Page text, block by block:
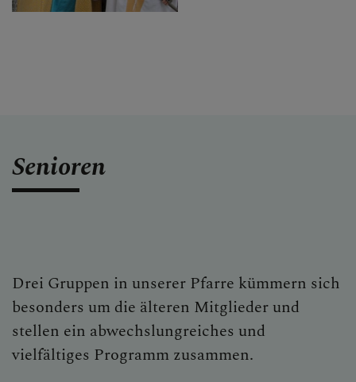
Senioren
Drei Gruppen in unserer Pfarre kümmern sich
besonders um die älteren Mitglieder und
stellen ein abwechslungreiches und
vielfältiges Programm zusammen.